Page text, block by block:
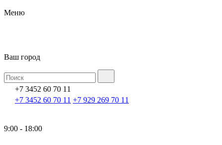
Меню
Ваш город
+7 3452 60 70 11
+7 3452 60 70 11 +7 929 269 70 11
9:00 - 18:00